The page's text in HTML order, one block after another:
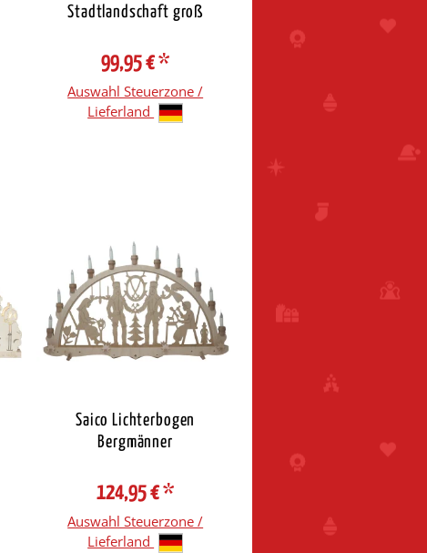
Stadtlandschaft groß
99,95 €*
Auswahl Steuerzone /
Lieferland
Saico Lichterbogen
Bergmänner
124,95 €*
Auswahl Steuerzone /
Lieferland